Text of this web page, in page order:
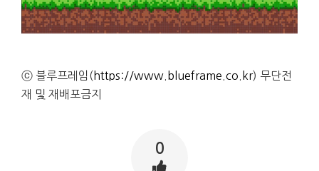
ⓒ 블루프레임( https://www.blueframe.co.kr) 무단전
재 및 재배포금지
0